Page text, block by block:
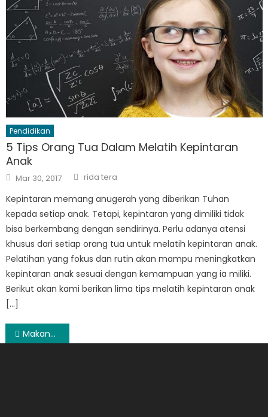
Pendidikan
5 Tips Orang Tua Dalam Melatih Kepintaran
Anak
Posted
on
Mar 30, 2017 Author
rida tera
Kepintaran memang anugerah yang diberikan Tuhan
kepada setiap anak. Tetapi, kepintaran yang dimiliki tidak
bisa berkembang dengan sendirinya. Perlu adanya atensi
khusus dari setiap orang tua untuk melatih kepintaran anak.
Pelatihan yang fokus dan rutin akan mampu meningkatkan
kepintaran anak sesuai dengan kemampuan yang ia miliki.
Berikut akan kami berikan lima tips melatih kepintaran anak
[…]
Post
Makanan Gizi Ibu Menyusui